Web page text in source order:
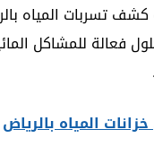
تسربات المياه
فعالة للمشاكل
المياه بالرياض